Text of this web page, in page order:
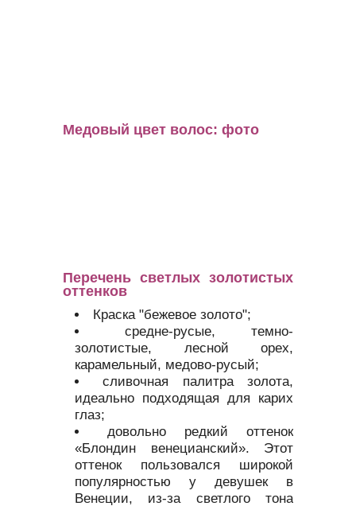
Медовый цвет волос: фото
Перечень светлых золотистых
оттенков
Краска "бежевое золото";
средне-русые, темно-
золотистые, лесной орех,
карамельный, медово-русый;
сливочная палитра золота,
идеально подходящая для карих
глаз;
довольно редкий оттенок
«Блондин венецианский». Этот
оттенок пользовался широкой
популярностью у девушек в
Венеции, из-за светлого тона